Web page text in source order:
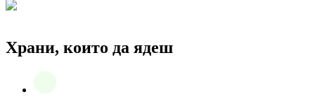
Храни, които да ядеш